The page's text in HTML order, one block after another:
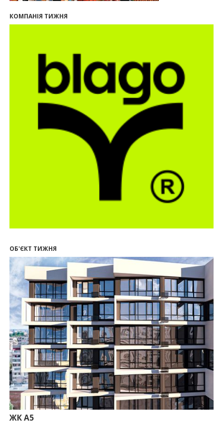
фахівців ринку нерухомості та девелоперів
для Івано-Франківська
Поліція затримала банду, яка привласнили
квартири у Києві та Франківську на понад 2,6
млн гривень
22.07.2026
Літо вигідних інвестицій: комерційні
приміщення зі знижками
21.07.2026
Як вибрати кольори для кухні у 2026 році
20.07.2026
У Поляниці та Франківську прокуратура стягує
понад 13 млн грн пайових внесків
17.07.2026
SKYGARDEN
11:50
Ведення фасадних робіт у 36 корпусі ЖР
“Княгинин”
09:24
Новобудови Франківська стрімко дорожчають:
скільки в середньому коштує квадратний метр
15.07.2026
12:06
На Франківщині житло за «єОселею» дешевше
на 21%
13.07.2026
10:56
У Франківську не знайшлося охочих купити
офісний комплекс збанкрутілої компанії з групи
«Приват»
09:25
Податок на нерухомість з 1 липня: як дізнатися
суму і правильно сплатити кошти
КОМПАНІЯ ТИЖНЯ
ОБ'ЄКТ ТИЖНЯ
ЖК А5